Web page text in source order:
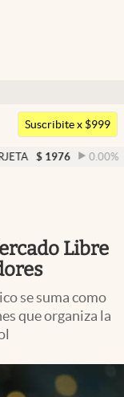
Argentina
Uruguay
Suscribite x $999
0.00% DÓLAR
Libre
se suma como
que organiza la